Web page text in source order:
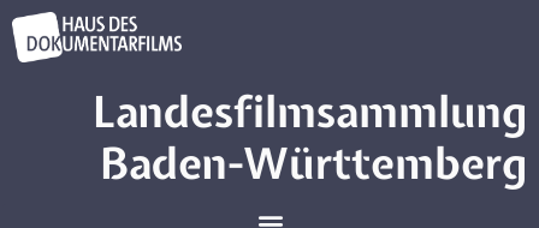
Landesfilmsammlung
Baden-Württemberg